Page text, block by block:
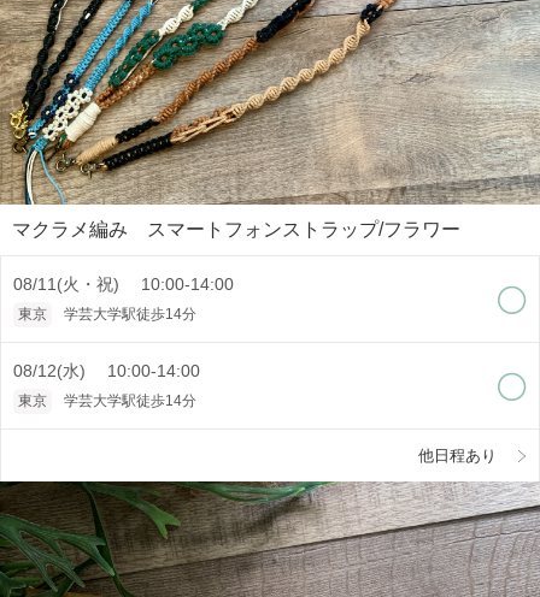
マクラメ編み スマートフォンストラップ/フラワー
08/11(火・祝) 10:00-14:00
東京 学芸大学駅徒歩14分
08/12(水) 10:00-14:00
東京 学芸大学駅徒歩14分
他日程あり